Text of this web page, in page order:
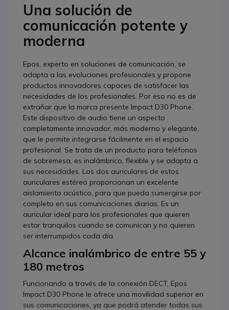
Una solución de
comunicación potente y
moderna
Epos, experto en soluciones de comunicación, se
adapta a las evoluciones profesionales y propone
productos innovadores capaces de satisfacer las
necesidades de los profesionales. Por eso no es de
extrañar que la marca presente Impact D30 Phone.
Este dispositivo de audio tiene un aspecto
completamente innovador, más moderno y elegante,
que le permite integrarse fácilmente en el espacio
profesional. Se trata de un producto para teléfonos
de sobremesa, es inalámbrico, flexible y se adapta a
sus necesidades. Los dos auriculares de estos
auriculares estéreo proporcionan un excelente
aislamiento acústico, para que pueda sumergirse por
completo en sus comunicaciones diarias. Es un
auricular ideal para los profesionales que quieren
estar tranquilos cuando se comunican y no quieren
ser interrumpidos cada día.
Alcance inalámbrico de entre 55 y
180 metros
Funcionando a través de la conexión DECT, Epos
Impact D30 Phone le ofrece una movilidad superior en
sus comunicaciones, ya que podrá atender todas sus